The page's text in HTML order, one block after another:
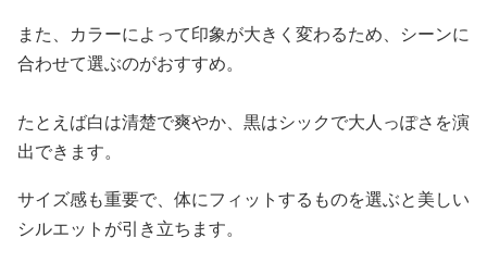
また、カラーによって印象が大きく変わるため、シーンに
合わせて選ぶのがおすすめ。
たとえば白は清楚で爽やか、黒はシックで大人っぽさを演
出できます。
サイズ感も重要で、体にフィットするものを選ぶと美しい
シルエットが引き立ちます。